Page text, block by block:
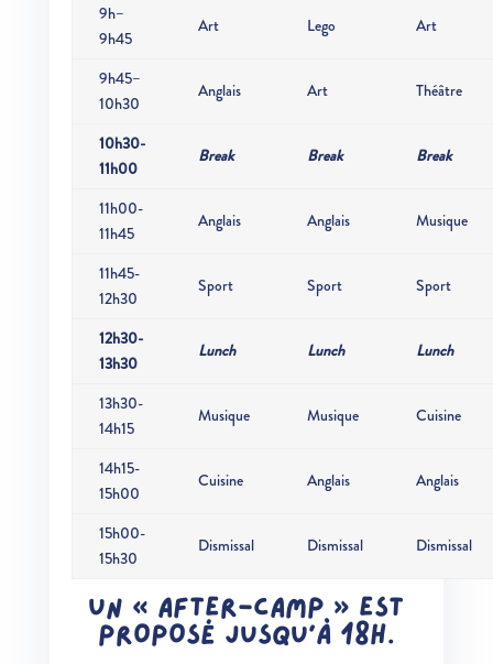
9h–
9h45
Art Lego Art
9h45–
10h30
Anglais Art Théâtre
10h30-
11h00
Break Break Break
11h00-
11h45
Anglais Anglais Musique
11h45-
12h30
Sport Sport Sport
12h30-
13h30
Lunch Lunch Lunch
13h30-
14h15
Musique Musique Cuisine
14h15-
15h00
Cuisine Anglais Anglais
15h00-
15h30
Dismissal Dismissal Dismissal
UN « AFTER-CAMP » EST
PROPOSÉ JUSQU’À 18H.